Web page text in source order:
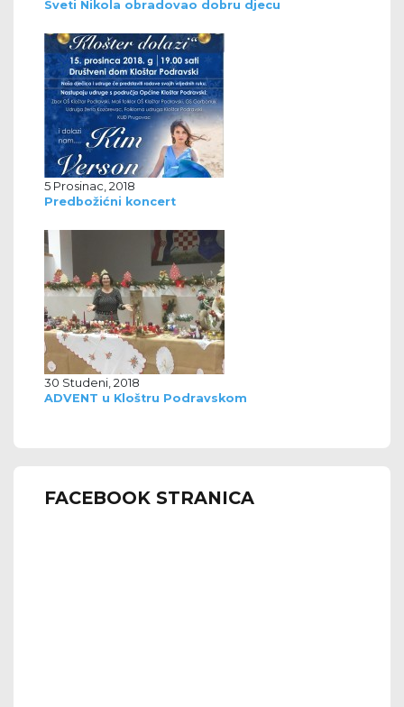
Sveti Nikola obradovao dobru djecu
5 Prosinac, 2018
Predbožićni koncert
30 Studeni, 2018
ADVENT u Kloštru Podravskom
FACEBOOK STRANICA